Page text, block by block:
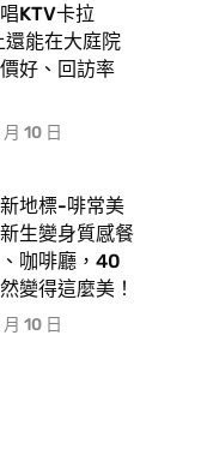
KTV卡拉
還能在大庭院
好、回訪率
10 日
地標-啡常美
生變身質感餐
咖啡廳，40
變得這麼美！
10 日